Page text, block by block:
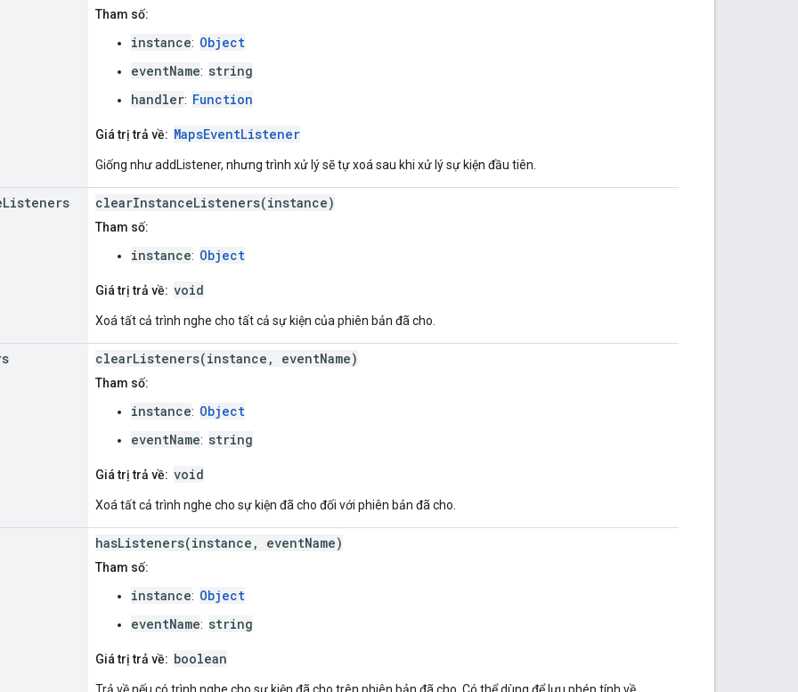
Tham số:
instance: Object
eventName: string
handler: Function
Giá trị trả về: MapsEventListener
Giống như addListener, nhưng trình xử lý sẽ tự xoá sau khi xử lý sự kiện đầu tiên.
Listeners clearInstanceListeners(instance)
Tham số:
instance: Object
Giá trị trả về: void
Xoá tất cả trình nghe cho tất cả sự kiện của phiên bản đã cho.
clearListeners(instance, eventName)
Tham số:
instance: Object
eventName: string
Giá trị trả về: void
Xoá tất cả trình nghe cho sự kiện đã cho đối với phiên bản đã cho.
hasListeners(instance, eventName)
Tham số:
instance: Object
eventName: string
Giá trị trả về: boolean